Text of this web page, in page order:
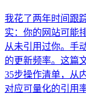
我花了两年时间跟
实：你的网站可能
从未引用过你。手
的更新频率。这篇
35步操作清单，从
对应可量化的引用